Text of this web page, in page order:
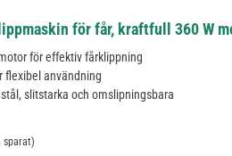
för får, kraftfull 360 W
för effektiv fårklippning
flexibel användning
slitstarka och omslipningsbara
pris:
sparat)